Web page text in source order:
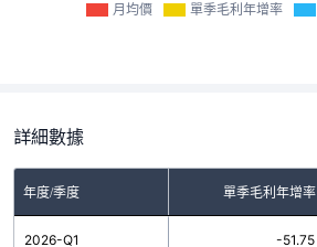
月均價 單季毛利年增率
詳細數據
年度/季度 單季毛利年增率
2026-Q1 -51.75